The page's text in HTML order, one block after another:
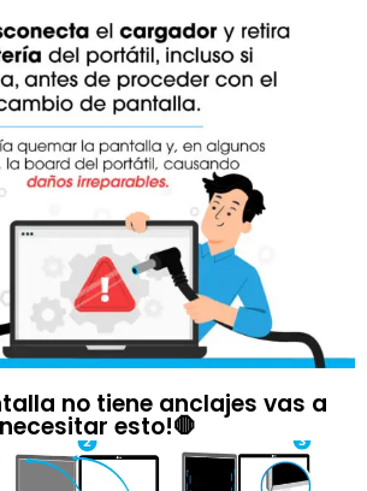
no tiene anclajes vas a
necesitar esto!🛑